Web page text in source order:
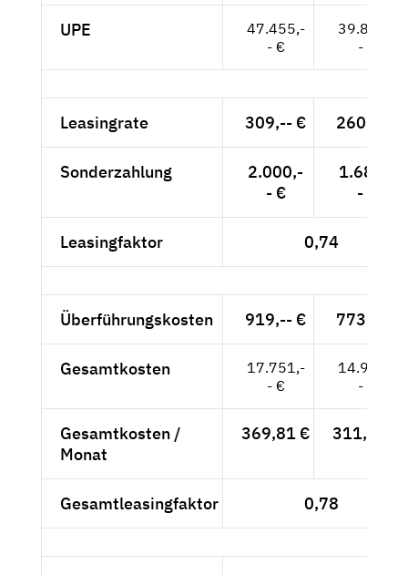
UPE
47.455,-
- €
39.878,-
- €
Leasingrate 309,-- € 260,-- €
Sonderzahlung
2.000,-
- €
1.681,-
- €
Leasingfaktor 0,74
Überführungskosten 919,-- € 773,-- €
Gesamtkosten
17.751,-
- €
14.934,-
- €
Gesamtkosten /
Monat
369,81 € 311,13 €
Gesamtleasingfaktor 0,78